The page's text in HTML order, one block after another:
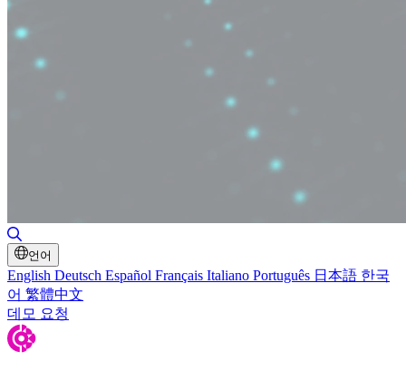
언어
English Deutsch Español Français Italiano Português 日本語 한국
어 繁體中文
데모 요청